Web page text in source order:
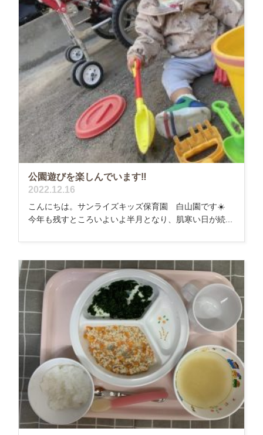
公園遊びを楽しんでいます‼️
2022.12.16
こんにちは。サンライズキッズ保育園 白山園です☀️
今年も残すところいよいよ半月となり、肌寒い日が続...